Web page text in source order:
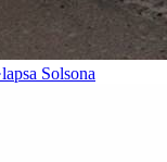
Solsona